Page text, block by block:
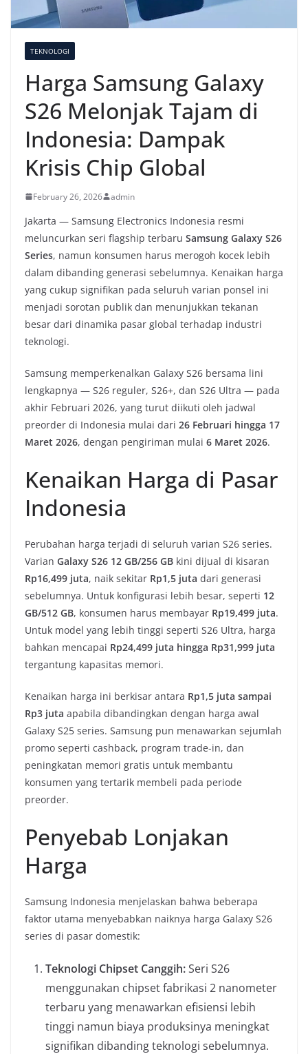
TEKNOLOGI
Harga Samsung Galaxy
S26 Melonjak Tajam di
Indonesia: Dampak
Krisis Chip Global
February 26, 2026 admin
Jakarta — Samsung Electronics Indonesia resmi
meluncurkan seri flagship terbaru Samsung Galaxy S26
Series, namun konsumen harus merogoh kocek lebih
dalam dibanding generasi sebelumnya. Kenaikan harga
yang cukup signifikan pada seluruh varian ponsel ini
menjadi sorotan publik dan menunjukkan tekanan
besar dari dinamika pasar global terhadap industri
teknologi.
Samsung memperkenalkan Galaxy S26 bersama lini
lengkapnya — S26 reguler, S26+, dan S26 Ultra — pada
akhir Februari 2026, yang turut diikuti oleh jadwal
preorder di Indonesia mulai dari 26 Februari hingga 17
Maret 2026, dengan pengiriman mulai 6 Maret 2026.
Kenaikan Harga di Pasar
Indonesia
Perubahan harga terjadi di seluruh varian S26 series.
Varian Galaxy S26 12 GB/256 GB kini dijual di kisaran
Rp16,499 juta, naik sekitar Rp1,5 juta dari generasi
sebelumnya. Untuk konfigurasi lebih besar, seperti 12
GB/512 GB, konsumen harus membayar Rp19,499 juta.
Untuk model yang lebih tinggi seperti S26 Ultra, harga
bahkan mencapai Rp24,499 juta hingga Rp31,999 juta
tergantung kapasitas memori.
Kenaikan harga ini berkisar antara Rp1,5 juta sampai
Rp3 juta apabila dibandingkan dengan harga awal
Galaxy S25 series. Samsung pun menawarkan sejumlah
promo seperti cashback, program trade-in, dan
peningkatan memori gratis untuk membantu
konsumen yang tertarik membeli pada periode
preorder.
Penyebab Lonjakan
Harga
Samsung Indonesia menjelaskan bahwa beberapa
faktor utama menyebabkan naiknya harga Galaxy S26
series di pasar domestik:
Teknologi Chipset Canggih:Seri S26
menggunakan chipset fabrikasi 2 nanometer
terbaru yang menawarkan efisiensi lebih
tinggi namun biaya produksinya meningkat
signifikan dibanding teknologi sebelumnya.